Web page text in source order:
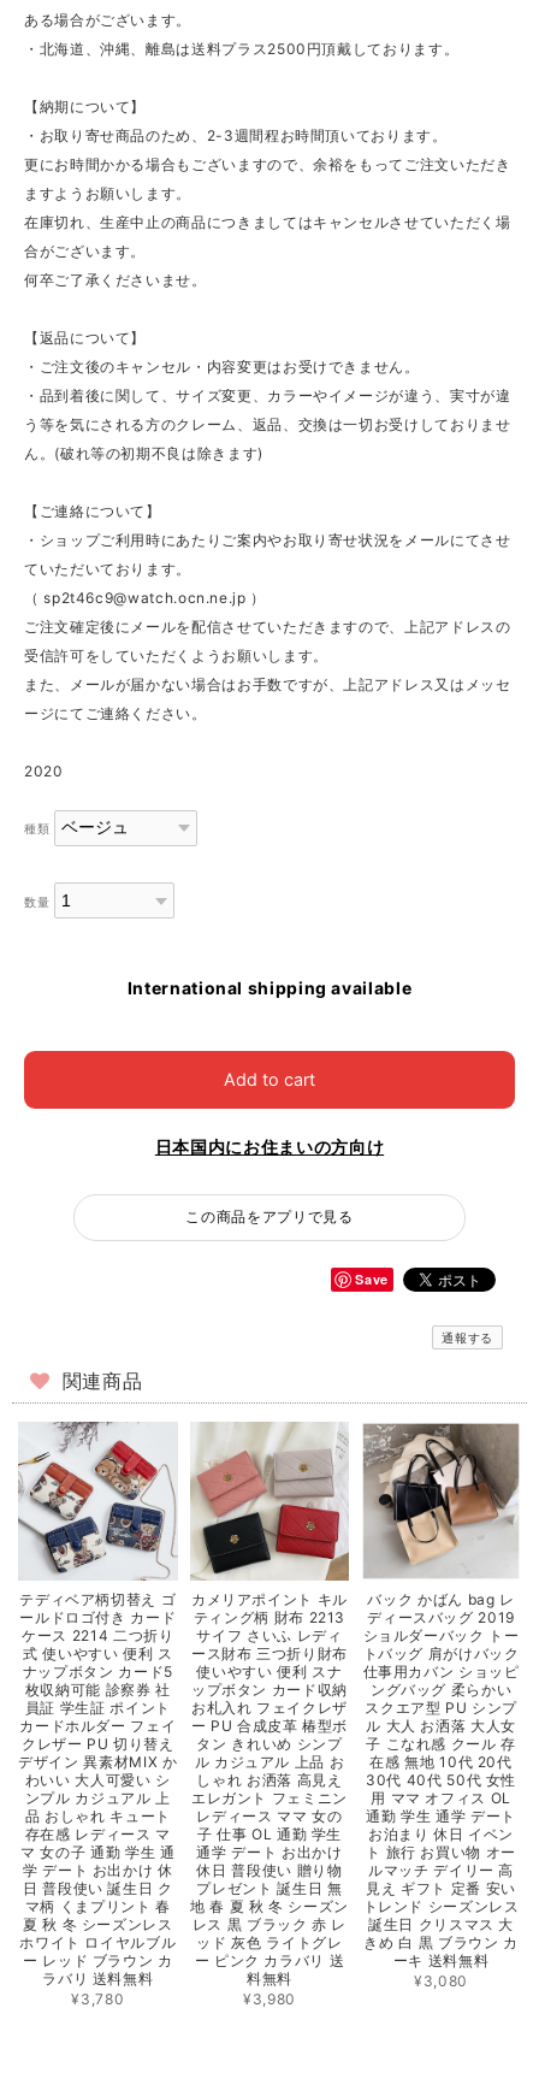
ある場合がございます。
・北海道、沖縄、離島は送料プラス2500円頂戴しております。
【納期について】
・お取り寄せ商品のため、2-3週間程お時間頂いております。
更にお時間かかる場合もございますので、余裕をもってご注文いただき
ますようお願いします。
在庫切れ、生産中止の商品につきましてはキャンセルさせていただく場
合がございます。
何卒ご了承くださいませ。
【返品について】
・ご注文後のキャンセル・内容変更はお受けできません。
・品到着後に関して、サイズ変更、カラーやイメージが違う、実寸が違
う等を気にされる方のクレーム、返品、交換は一切お受けしておりませ
ん。(破れ等の初期不良は除きます)
【ご連絡について】
・ショップご利用時にあたりご案内やお取り寄せ状況をメールにてさせ
ていただいております。
（sp2t46c9@watch.ocn.ne.jp ）
ご注文確定後にメールを配信させていただきますので、上記アドレスの
受信許可をしていただくようお願いします。
また、メールが届かない場合はお手数ですが、上記アドレス又はメッセ
ージにてご連絡ください。
2020
種類
数量
International shipping available
Add to cart
日本国内にお住まいの方向け
この商品をアプリで見る
Save
通報する
関連商品
テディベア柄切替え ゴ
ールドロゴ付き カード
ケース 2214 二つ折り
式 使いやすい 便利 ス
ナップボタン カード5
枚収納可能 診察券 社
員証 学生証 ポイント
カードホルダー フェイ
クレザー PU 切り替え
デザイン 異素材MIX か
わいい 大人可愛い シ
ンプル カジュアル 上
品 おしゃれ キュート
存在感 レディース マ
マ 女の子 通勤 学生 通
学 デート お出かけ 休
日 普段使い 誕生日 ク
マ柄 くまプリント 春
夏 秋 冬 シーズンレス
ホワイト ロイヤルブル
ー レッド ブラウン カ
ラバリ 送料無料
¥3,780
カメリアポイント キル
ティング柄 財布 2213
サイフ さいふ レディ
ース財布 三つ折り財布
使いやすい 便利 スナ
ップボタン カード収納
お札入れ フェイクレザ
ー PU 合成皮革 椿型ボ
タン きれいめ シンプ
ル カジュアル 上品 お
しゃれ お洒落 高見え
エレガント フェミニン
レディース ママ 女の
子 仕事 OL 通勤 学生
通学 デート お出かけ
休日 普段使い 贈り物
プレゼント 誕生日 無
地 春 夏 秋 冬 シーズン
レス 黒 ブラック 赤 レ
ッド 灰色 ライトグレ
ー ピンク カラバリ 送
料無料
¥3,980
バック かばん bag レ
ディースバッグ 2019
ショルダーバック トー
トバッグ 肩がけバック
仕事用カバン ショッピ
ングバッグ 柔らかい
スクエア型 PU シンプ
ル 大人 お洒落 大人女
子 こなれ感 クール 存
在感 無地 10代 20代
30代 40代 50代 女性
用 ママ オフィス OL
通勤 学生 通学 デート
お泊まり 休日 イベン
ト 旅行 お買い物 オー
ルマッチ デイリー 高
見え ギフト 定番 安い
トレンド シーズンレス
誕生日 クリスマス 大
きめ 白 黒 ブラウン カ
ーキ 送料無料
¥3,080